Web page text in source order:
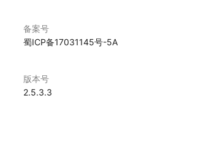
备案号
蜀ICP备17031145号-5A
版本号
2.5.3.3